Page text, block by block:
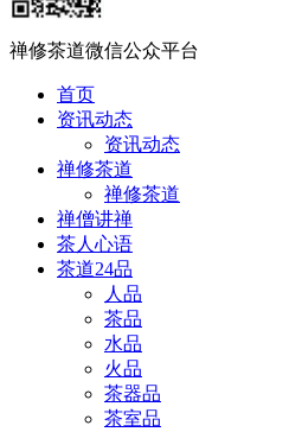
禅修茶道微信公众平台
首页
资讯动态
资讯动态
禅修茶道
禅修茶道
禅僧讲禅
茶人心语
茶道24品
人品
茶品
水品
火品
茶器品
茶室品